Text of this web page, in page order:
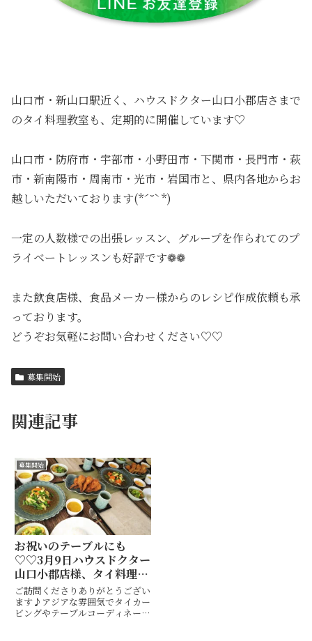
山口市・新山口駅近く、ハウスドクター山口小郡店さまで
のタイ料理教室も、定期的に開催しています♡
山口市・防府市・宇部市・小野田市・下関市・長門市・萩
市・新南陽市・周南市・光市・岩国市と、県内各地からお
越しいただいております(*ˊ˘ˋ*)
一定の人数様での出張レッスン、グループを作られてのプ
ライベートレッスンも好評です❁❁
また飲食店様、食品メーカー様からのレシピ作成依頼も承
っております。
どうぞお気軽にお問い合わせください♡♡
募集開始
関連記事
募集開始
お祝いのテーブルにも
♡♡3月9日ハウスドクター
山口小郡店様、タイ料理教
室募集開始です♪
ご訪問くださりありがとうござい
ます♪アジアな雰囲気でタイカー
ビングやテーブルコーディネート